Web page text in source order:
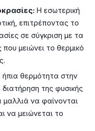
Η εσωτερική
επιτρέποντας το
σε σύγκριση με τα
μειώνει το θερμικό
ήπια θερμότητα στην
της φυσικής
να φαίνονται
να μειώνεται το